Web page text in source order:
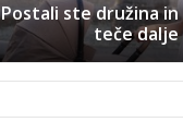
Postali ste družina in
teče dalje